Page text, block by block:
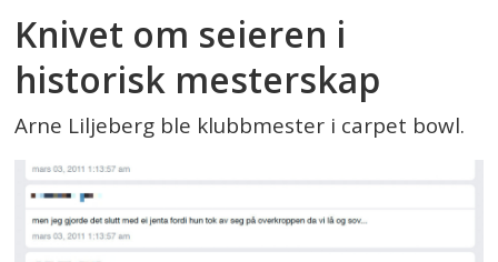
Knivet om seieren i
historisk mesterskap
Arne Liljeberg ble klubbmester i carpet bowl.